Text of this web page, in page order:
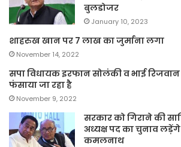
बुलडोजर
January 10, 2023
शाहरुख खान पर 7 लाख का जुर्माना लगा
November 14, 2022
सपा विधायक इरफान सोलंकी व भाई
फंसाया जा रहा है
November 9, 2022
सरकार को गिराने की
अध्यक्ष पद का चुनाव
कमलनाथ